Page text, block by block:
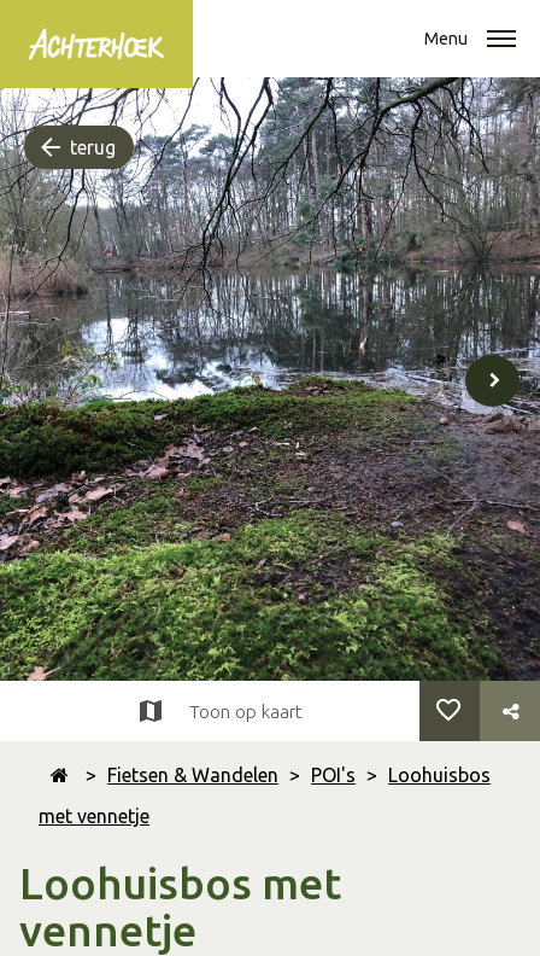
Menu
terug
> Fietsen & Wandelen > POI's >
Loohuisbos
met vennetje
Loohuisbos met
vennetje
Toon op kaart